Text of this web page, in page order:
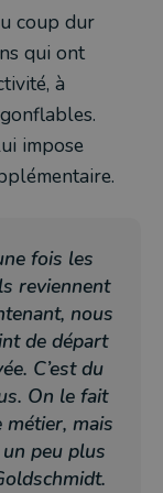
coup dur
qui ont
à
impose
fois les
reviennent
nous
de départ
C’est du
On le fait
métier, mais
peu plus